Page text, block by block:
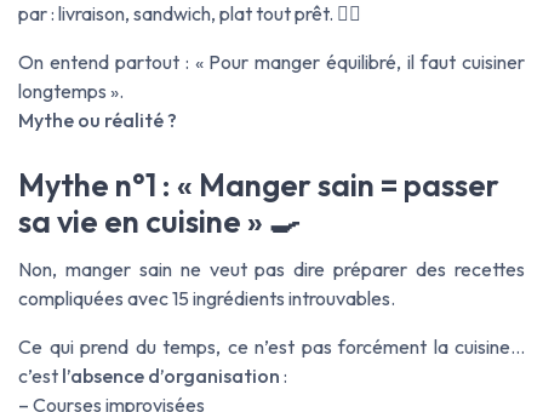
par : livraison, sandwich, plat tout prêt. 😵‍💫
On entend partout : « Pour manger équilibré, il faut cuisiner
longtemps ».
Mythe ou réalité ?
Mythe n°1 : « Manger sain = passer
sa vie en cuisine » 🍳
Non, manger sain ne veut pas dire préparer des recettes
compliquées avec 15 ingrédients introuvables.
Ce qui prend du temps, ce n’est pas forcément la cuisine…
c’est l’absence d’organisation :
– Courses improvisées